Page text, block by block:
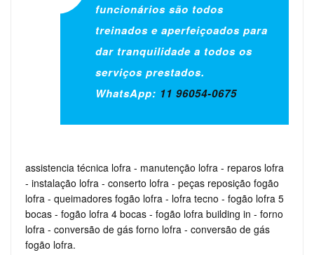
funcionários são todos
treinados e aperfeiçoados para
dar tranquilidade a todos os
serviços prestados.
WhatsApp: 11 96054-0675
assistencia técnica lofra - manutenção lofra - reparos lofra
- instalação lofra - conserto lofra - peças reposição fogão
lofra - queimadores fogão lofra - lofra tecno - fogão lofra 5
bocas - fogão lofra 4 bocas - fogão lofra building in - forno
lofra - conversão de gás forno lofra - conversão de gás
fogão lofra.